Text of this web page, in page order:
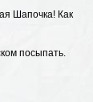
Шапочка! Как
посыпать.